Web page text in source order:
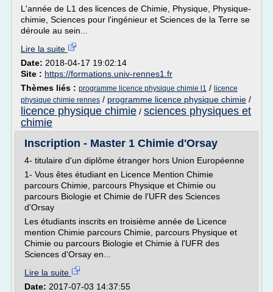
L'année de L1 des licences de Chimie, Physique, Physique-
chimie, Sciences pour l'ingénieur et Sciences de la Terre se
déroule au sein...
Lire la suite
Date: 2018-04-17 19:02:14
Site : https://formations.univ-rennes1.fr
Thèmes liés : programme licence physique chimie l1 / licence
physique chimie rennes / programme licence physique chimie /
licence physique chimie / sciences physiques et
chimie
Inscription - Master 1 Chimie d'Orsay
4- titulaire d'un diplôme étranger hors Union Européenne
1- Vous êtes étudiant en Licence Mention Chimie
parcours Chimie, parcours Physique et Chimie ou
parcours Biologie et Chimie de l'UFR des Sciences
d'Orsay
Les étudiants inscrits en troisième année de Licence
mention Chimie parcours Chimie, parcours Physique et
Chimie ou parcours Biologie et Chimie à l'UFR des
Sciences d'Orsay en...
Lire la suite
Date: 2017-07-03 14:37:55